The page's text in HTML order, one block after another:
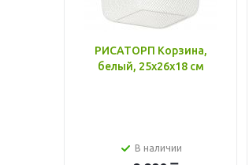
РИСАТОРП Корзина,
белый, 25x26x18 см
В наличии